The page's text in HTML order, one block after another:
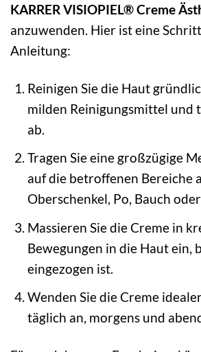
KARRER VISIOPIEL® Creme
anzuwenden. Hier ist eine
Anleitung:
Reinigen Sie die Haut
milden Reinigungsmittel und
ab.
Tragen Sie eine großzügige
auf die betroffenen Bereiche
Oberschenkel, Po, Bauch
Massieren Sie die Creme in
Bewegungen in die Haut ein,
eingezogen ist.
Wenden Sie die Creme
täglich an, morgens und